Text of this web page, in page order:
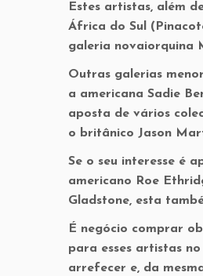
Estes artistas, além
África do Sul
galeria novaiorquina
Outras galerias
a americana Sadie
aposta de vários
o britânico Jason
Se o seu interesse é
americano Roe
Gladstone, esta
É negócio comprar
para esses artistas
arrefecer e, da